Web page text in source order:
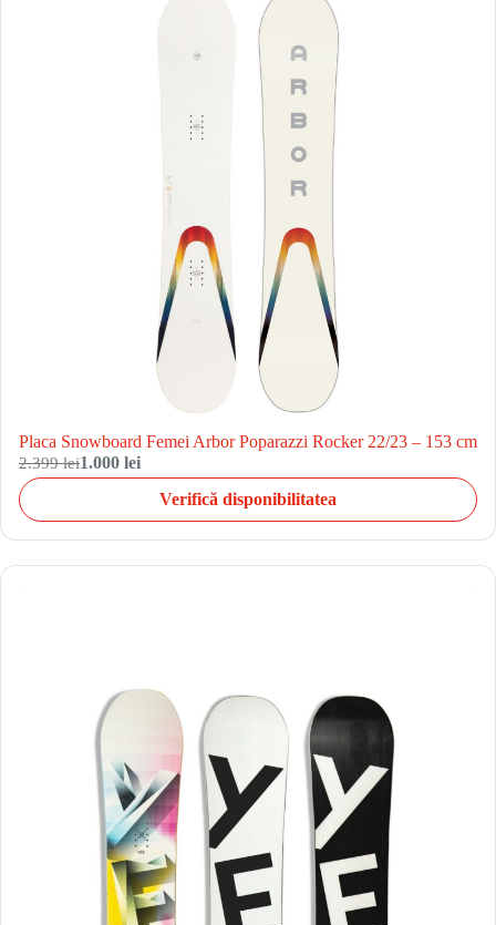
Placa Snowboard Femei Arbor Poparazzi Rocker 22/23 – 153 cm
2.399 lei1.000 lei
Verifică disponibilitatea